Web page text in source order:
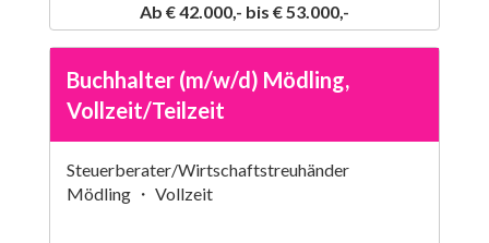
Ab € 42.000,- bis € 53.000,-
Buchhalter (m/w/d) Mödling,
Vollzeit/Teilzeit
Steuerberater/Wirtschaftstreuhänder
Mödling ・ Vollzeit